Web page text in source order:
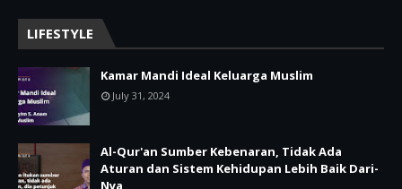
LIFESTYLE
Kamar Mandi Ideal Keluarga Muslim
July 31, 2024
Al-Qur'an Sumber Kebenaran, Tidak Ada
Aturan dan Sistem Kehidupan Lebih Baik Dari-
Nya